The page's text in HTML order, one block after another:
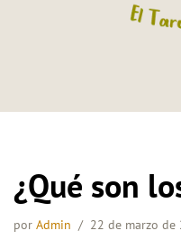
¿Qué son
por Admin 22 de marzo de